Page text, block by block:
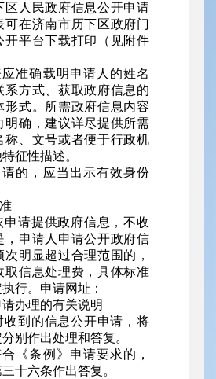
区人民政府信息公开申请
可在济南市历下区政府门
开平台下载打印（见附件
应准确载明申请人的姓名
系方式、获取政府信息的
形式。所需政府信息内容
明确，建议详尽提供所需
称、文号或者便于行政机
征性描述。
的，应当出示有效身份
申请提供政府信息，不收
，申请人申请公开政府信
次明显超过合理范围的，
取信息处理费，具体标准
行。申请网址：
请办理的有关说明
收到的信息公开申请，将
别作出处理和答复。
《条例》申请要求的，
十六条作出答复。